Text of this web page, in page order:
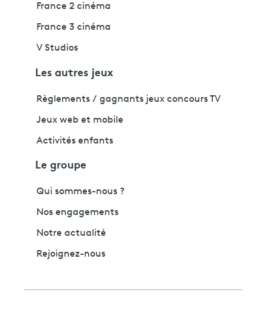
France 2 cinéma
France 3 cinéma
V Studios
Les autres jeux
Règlements / gagnants jeux concours TV
Jeux web et mobile
Activités enfants
Le groupe
Qui sommes-nous ?
Nos engagements
Notre actualité
Rejoignez-nous